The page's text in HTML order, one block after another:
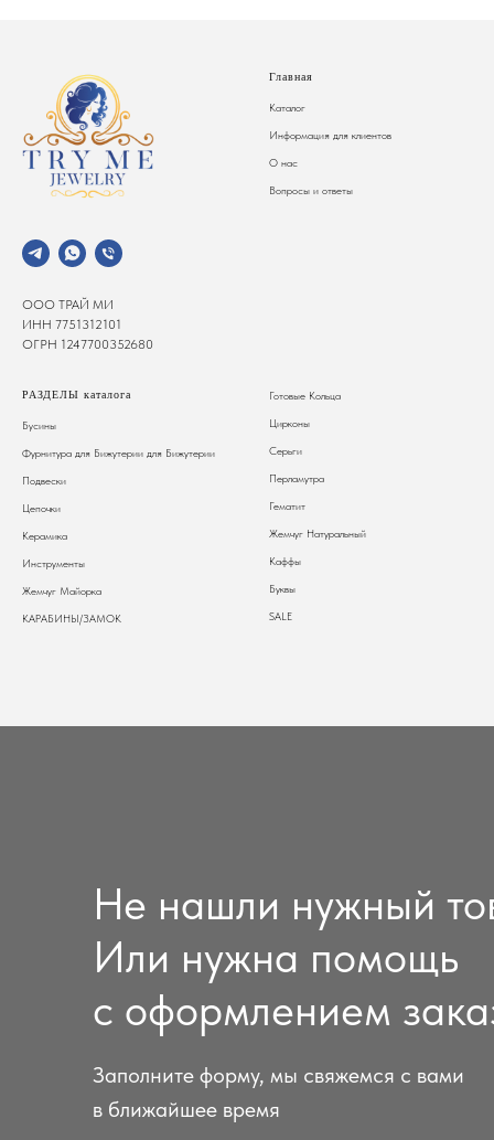
ООО ТРАЙ МИ
ИНН 7751312101
ОГРН 1247700352680
Главная
Каталог
Информация для клиентов
О нас
Вопросы и ответы
РАЗДЕЛЫ каталога
Бусины
Фурнитура для Бижутерии для Бижутерии
Подвески
Цепочки
Керамика
Инструменты
Жемчуг Майорка
КАРАБИНЫ/ЗАМОК
Готовые Кольца
Цирконы
Серьги
Перламутра
Гематит
Жемчуг Натуральный
Каффы
Буквы
SALE
Не нашли нужный
Или нужна помощь
с оформлением
Заполните форму, мы свяжемся с вами
в ближайшее время